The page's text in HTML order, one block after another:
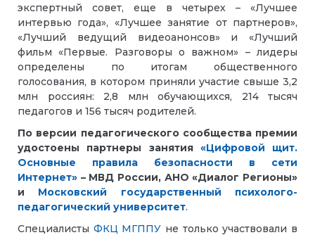
экспертный совет, еще в четырех – «Лучшее
интервью года», «Лучшее занятие от партнеров»,
«Лучший ведущий видеоанонсов» и «Лучший
фильм «Первые. Разговоры о важном» – лидеры
определены по итогам общественного
голосования, в котором приняли участие свыше 3,2
млн россиян: 2,8 млн обучающихся, 214 тысяч
педагогов и 156 тысяч родителей.
По версии педагогического сообщества премии
удостоены партнеры занятия «Цифровой щит.
Основные правила безопасности в сети
Интернет» – МВД России, АНО «Диалог Регионы»
и Московский государственный психолого-
педагогический университет.
Специалисты ФКЦ МГППУ не только участвовали в